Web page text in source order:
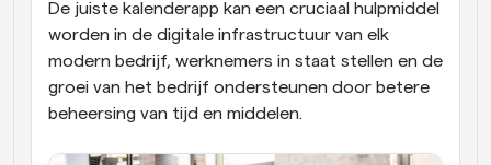
De juiste kalenderapp kan een cruciaal hulpmiddel
worden in de digitale infrastructuur van elk
modern bedrijf, werknemers in staat stellen en de
groei van het bedrijf ondersteunen door betere
beheersing van tijd en middelen.